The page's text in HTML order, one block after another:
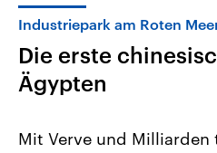
Themen
Industriepark am Roten
Die erste
Ägypten
Mit Verve und Milliarden